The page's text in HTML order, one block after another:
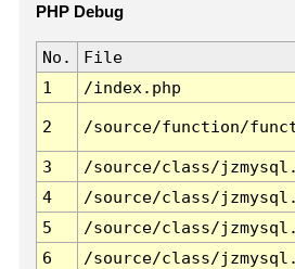
PHP Debug
No. File
1
/index.php
2 /source/function/
3 /source/class/
4
/source/class/
5
/source/class/
6
/source/class/